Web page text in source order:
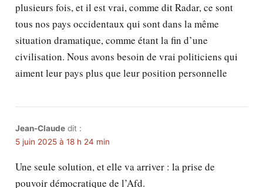
plusieurs fois, et il est vrai, comme dit Radar, ce sont
tous nos pays occidentaux qui sont dans la même
situation dramatique, comme étant la fin d’une
civilisation. Nous avons besoin de vrai politiciens qui
aiment leur pays plus que leur position personnelle
Jean-Claude dit :
5 juin 2025 à 18 h 24 min
Une seule solution, et elle va arriver : la prise de
pouvoir démocratique de l’Afd.